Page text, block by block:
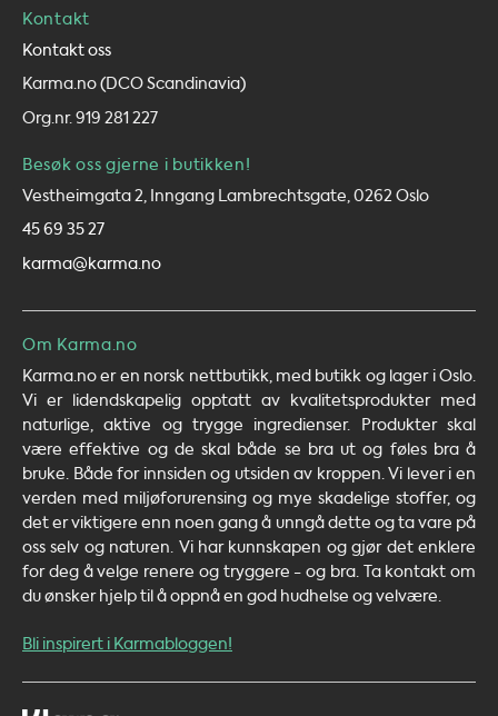
Kontakt
Kontakt oss
Karma.no (DCO Scandinavia)
Org.nr. 919 281 227
Besøk oss gjerne i butikken!
Vestheimgata 2, Inngang Lambrechtsgate, 0262 Oslo
45 69 35 27
karma@karma.no
Om Karma.no
Karma.no er en norsk nettbutikk, med butikk og lager i Oslo.
Vi er lidendskapelig opptatt av kvalitetsprodukter med
naturlige, aktive og trygge ingredienser. Produkter skal
være effektive og de skal både se bra ut og føles bra å
bruke. Både for innsiden og utsiden av kroppen. Vi lever i en
verden med miljøforurensing og mye skadelige stoffer, og
det er viktigere enn noen gang å unngå dette og ta vare på
oss selv og naturen. Vi har kunnskapen og gjør det enklere
for deg å velge renere og tryggere - og bra. Ta kontakt om
du ønsker hjelp til å oppnå en god hudhelse og velvære.
Bli inspirert i Karmabloggen!